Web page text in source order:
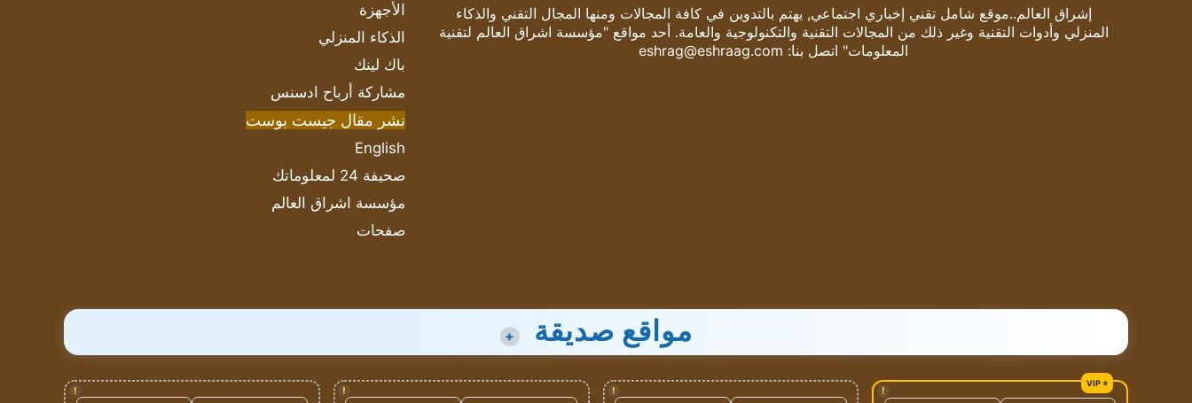
إشراق العالم..موقع شامل تقني إخباري اجتماعي, يهتم بالتدوين في كافة المجالات ومنها المجال التقني والذكاء
المنزلي وأدوات التقنية وغير ذلك من المجالات التقنية والتكنولوجية والعامة. أحد مواقع "مؤسسة اشراق العالم لتقنية
المعلومات" اتصل بنا: eshrag@eshraag.com
الأجهزة
الذكاء المنزلي
باك لينك
مشاركة أرباح ادسنس
نشر مقال جيست بوست
English
صحيفة 24 لمعلوماتك
مؤسسة اشراق العالم
صفحات
مواقع صديقة +
!
!
!
!